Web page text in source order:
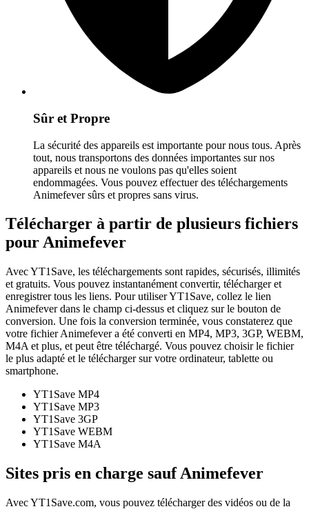
Sûr et Propre
La sécurité des appareils est importante pour nous tous. Après
tout, nous transportons des données importantes sur nos
appareils et nous ne voulons pas qu'elles soient
endommagées. Vous pouvez effectuer des téléchargements
Animefever sûrs et propres sans virus.
Télécharger à partir de plusieurs fichiers
pour Animefever
Avec YT1Save, les téléchargements sont rapides, sécurisés, illimités
et gratuits. Vous pouvez instantanément convertir, télécharger et
enregistrer tous les liens. Pour utiliser YT1Save, collez le lien
Animefever dans le champ ci-dessus et cliquez sur le bouton de
conversion. Une fois la conversion terminée, vous constaterez que
votre fichier Animefever a été converti en MP4, MP3, 3GP, WEBM,
M4A et plus, et peut être téléchargé. Vous pouvez choisir le fichier
le plus adapté et le télécharger sur votre ordinateur, tablette ou
smartphone.
YT1Save MP4
YT1Save MP3
YT1Save 3GP
YT1Save WEBM
YT1Save M4A
Sites pris en charge sauf Animefever
Avec YT1Save.com, vous pouvez télécharger des vidéos ou de la